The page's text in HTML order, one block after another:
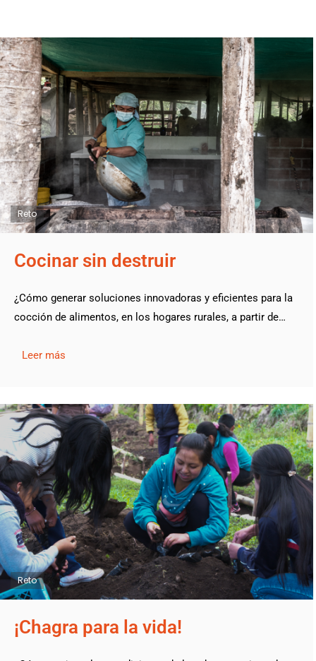
Reto
Cocinar sin destruir
¿Cómo generar soluciones innovadoras y eficientes para la
cocción de alimentos, en los hogares rurales, a partir de…
Leer más
Reto
¡Chagra para la vida!